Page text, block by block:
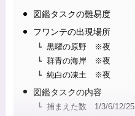
図鑑タスクの難易度
フワンテの出現場所
黒曜の原野 ※夜
群青の海岸 ※夜
純白の凍土 ※夜
図鑑タスクの内容
捕まえた数 1/3/6/12/25